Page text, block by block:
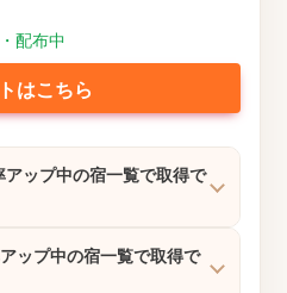
配布中
はこちら
ップ中の宿一覧で取得で
ップ中の宿一覧で取得で